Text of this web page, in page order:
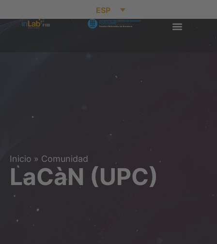
ESP
Inicio » Comunidad
LaCàN (UPC)